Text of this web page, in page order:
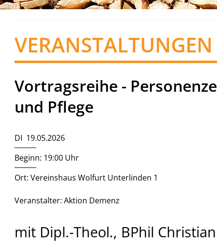
VERANSTALTUNGEN
Vortragsreihe -
und Pflege
DI 19.05.2026
Beginn: 19:00 Uhr
Ort: Vereinshaus Wolfurt Unterlinden 1
Veranstalter: Aktion Demenz
mit Dipl.-Theol., BPhil